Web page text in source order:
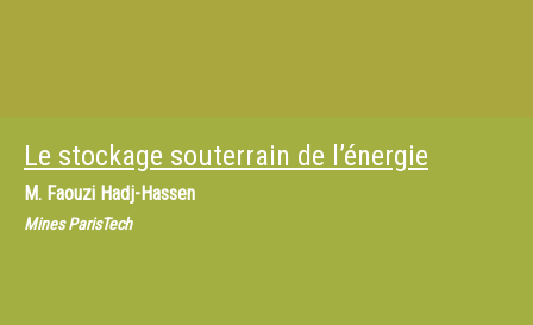
Le stockage souterrain de l’énergie
M. Faouzi Hadj-Hassen
Mines ParisTech